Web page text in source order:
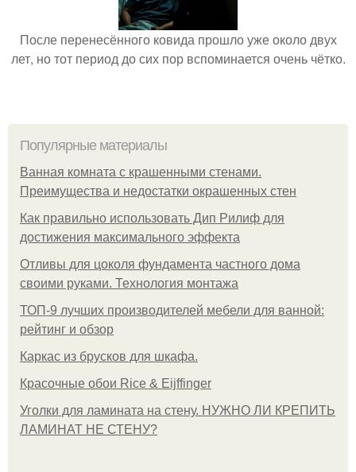
После перенесённого ковида прошло уже около двух
лет, но тот период до сих пор вспоминается очень чётко.
Популярные материалы
Ванная комната с крашенными стенами.
Преимущества и недостатки окрашенных стен
Как правильно использовать Дип Рилиф для
достижения максимального эффекта
Отливы для цоколя фундамента частного дома
своими руками. Технология монтажа
ТОП-9 лучших производителей мебели для ванной:
рейтинг и обзор
Каркас из брусков для шкафа.
Красочные обои Rice & Eijffinger
Уголки для ламината на стену. НУЖНО ЛИ КРЕПИТЬ
ЛАМИНАТ НЕ СТЕНУ?